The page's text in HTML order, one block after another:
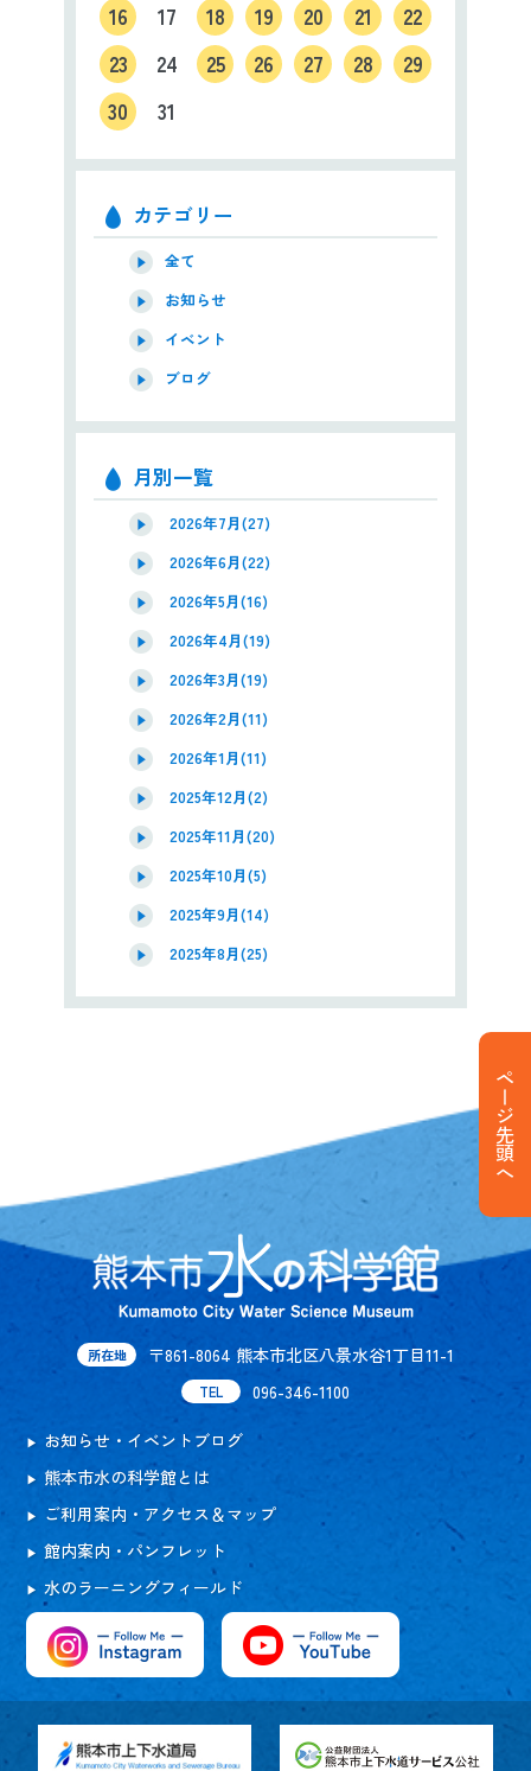
16
17 18 19 20 21
22
23
24 25 26 27 28
29
30
31
カテゴリー
全て
お知らせ
イベント
ブログ
月別一覧
2026年7月(27)
2026年6月(22)
2026年5月(16)
2026年4月(19)
2026年3月(19)
2026年2月(11)
2026年1月(11)
2025年12月(2)
2025年11月(20)
2025年10月(5)
2025年9月(14)
2025年8月(25)
ページ先頭へ
所在地 〒861-8064 熊本市北区八景水谷1丁目11-1
TEL 096-346-1100
お知らせ・イベントブログ
熊本市水の科学館とは
ご利用案内・アクセス＆マップ
館内案内・パンフレット
水のラーニングフィールド